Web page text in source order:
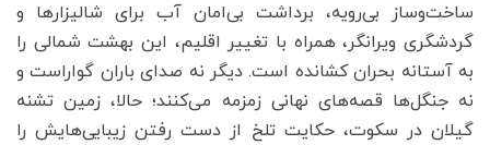
ساخت‌وساز بی‌رویه، برداشت بی‌امان آب برای شالیزارها و
گردشگری ویرانگر، همراه با تغییر اقلیم، این بهشت شمالی را
به آستانه بحران کشانده است. دیگر نه صدای باران گواراست و
نه جنگل‌ها قصه‌های نهانی زمزمه می‌کنند؛ حالا، زمین تشنه
گیلان در سکوت، حکایت تلخ از دست رفتن زیبایی‌هایش را